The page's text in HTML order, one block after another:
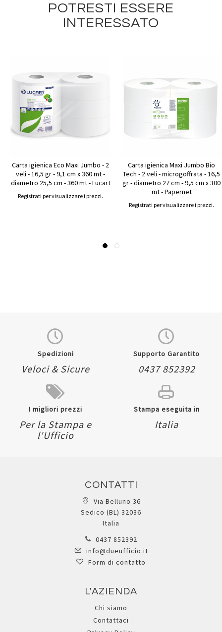
POTRESTI ESSERE
INTERESSATO
Carta igienica Eco Maxi Jumbo - 2
veli - 16,5 gr - 9,1 cm x 360 mt -
diametro 25,5 cm - 360 mt - Lucart
Registrati per visualizzare i prezzi.
Carta igienica Maxi Jumbo Bio
Tech - 2 veli - microgoffrata - 16,5
gr - diametro 27 cm - 9,5 cm x 300
mt - Papernet
Registrati per visualizzare i prezzi.
Spedizioni
Veloci & Sicure
Supporto Garantito
0437 852392
I migliori prezzi
Per la Stampa e
l'Ufficio
Stampa eseguita in
Italia
CONTATTI
Via Belluno 36
Sedico (BL) 32036
Italia
0437 852392
info@dueufficio.it
Form di contatto
L'AZIENDA
Chi siamo
Contattaci